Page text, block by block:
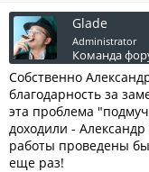
Glade
Administrator
Команда
Собственно
благодарность за
эта проблема
доходили -
работы проведены
еще раз!